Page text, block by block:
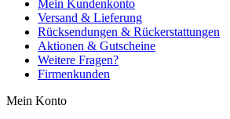
Mein Kundenkonto
Versand & Lieferung
Rücksendungen & Rückerstattungen
Aktionen & Gutscheine
Weitere Fragen?
Firmenkunden
Mein Konto